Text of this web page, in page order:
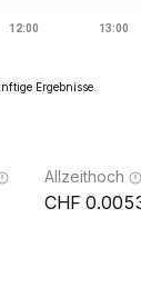
Ergebnisse.
Allzeithoch